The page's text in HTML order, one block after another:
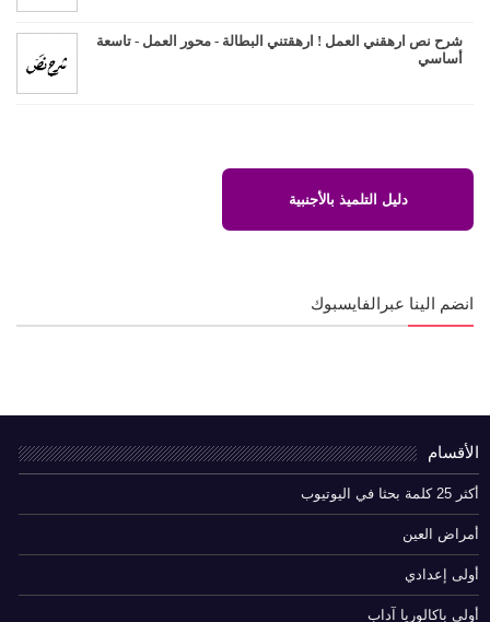
شرح نص ارهقني العمل ! ارهقتني البطالة - محور العمل - تاسعة
أساسي
دليل التلميذ بالأجنبية
انضم الينا عبرالفايسبوك
الأقسام
أكثر 25 كلمة بحثا في اليوتيوب
أمراض العين
أولى إعدادي
أولى باكالوريا آداب